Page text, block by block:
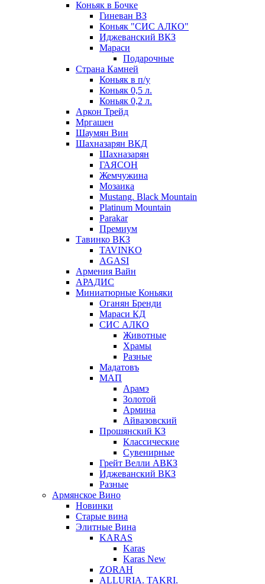
Коньяк в Бочке
Гиневан ВЗ
Коньяк "СИС АЛКО"
Иджеванский ВКЗ
Мараси
Подарочные
Страна Камней
Коньяк в п/у
Коньяк 0,5 л.
Коньяк 0,2 л.
Аркон Трейд
Мргашен
Шаумян Вин
Шахназарян ВКД
Шахназарян
ГАЯСОН
Жемчужина
Мозаика
Mustang. Black Mountain
Platinum Mountain
Parakar
Премиум
Тавинко ВКЗ
TAVINKO
AGASI
Армения Вайн
АРАДИС
Миниатюрные Коньяки
Оганян Бренди
Мараси КД
СИС АЛКО
Животные
Храмы
Разные
Мадатовъ
МАП
Арамэ
Золотой
Армина
Айвазовский
Прошянский КЗ
Классические
Сувенирные
Грейт Велли АВКЗ
Иджеванский ВКЗ
Разные
Армянское Вино
Новинки
Старые вина
Элитные Вина
KARAS
Karas
Karas New
ZORAH
ALLURIA. TAKRI.